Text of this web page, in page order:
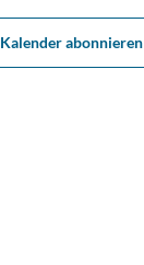
Kalender abonnieren